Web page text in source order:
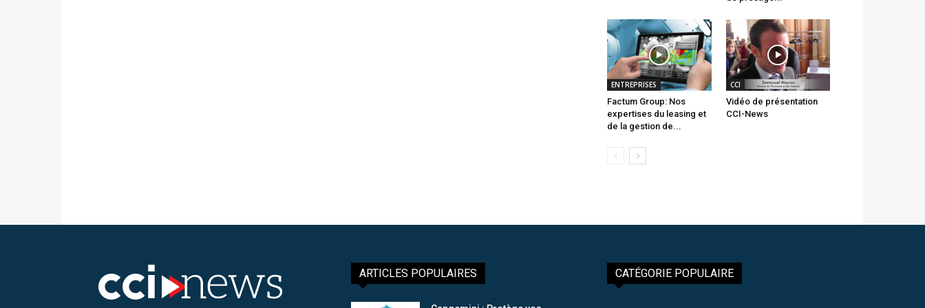
ENTREPRISES
Factum Group: Nos
expertises du leasing et
de la gestion de...
CCI
Vidéo de présentation
CCI-News
ARTICLES POPULAIRES CATÉGORIE POPULAIRE